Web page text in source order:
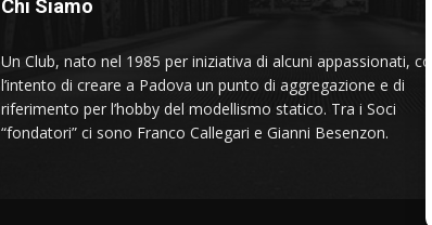
Chi Siamo
Un Club, nato nel 1985 per iniziativa di alcuni appassionati, con
l’intento di creare a Padova un punto di aggregazione e di
riferimento per l’hobby del modellismo statico. Tra i Soci
“fondatori” ci sono Franco Callegari e Gianni Besenzon.